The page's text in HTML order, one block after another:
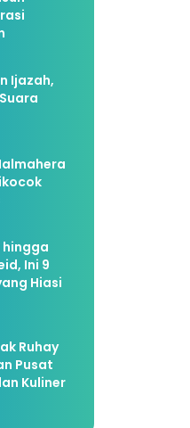
Ijazah,
Ini 9
Hiasi
Ruhay
Pusat
Kuliner